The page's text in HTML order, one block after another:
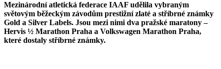
Mezinárodní atletická federace IAAF udělila vybraným
světovým běžeckým závodům prestižní zlaté a stříbrné známky
Gold a Silver Labels. Jsou mezi nimi dva pražské maratony –
Hervis ½ Marathon Praha a Volkswagen Marathon Praha,
které dostaly stříbrné známky.